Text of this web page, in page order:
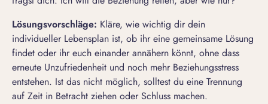
Lösungsvorschläge: Kläre, wie wichtig dir dein
individueller Lebensplan ist, ob ihr eine gemeinsame Lösung
findet oder ihr euch einander annähern könnt, ohne dass
erneute Unzufriedenheit und noch mehr Beziehungsstress
entstehen. Ist das nicht möglich, solltest du eine Trennung
auf Zeit in Betracht ziehen oderSchluss machen.